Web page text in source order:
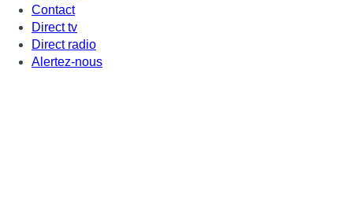
Contact
Direct tv
Direct radio
Alertez-nous